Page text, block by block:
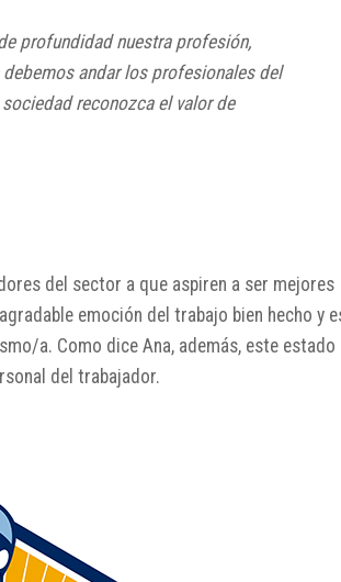
profundidad nuestra profesión,
andar los profesionales del
reconozca el valor de
del sector a que aspiren a ser mejores
emoción del trabajo bien hecho y
a. Como dice Ana, además, este estado
del trabajador.